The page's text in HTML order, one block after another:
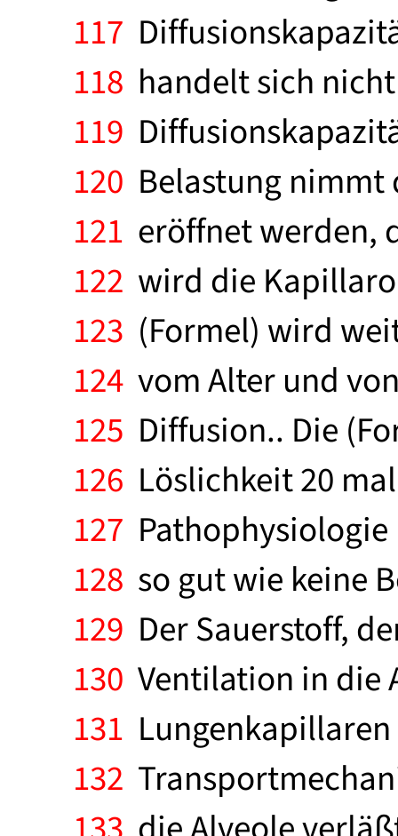
117
118 handelt sich
119
120 Belastung nimmt
121 eröffnet werden,
122 wird die
123 (Formel) wird
124 vom Alter und
125 Diffusion.. Die
126 Löslichkeit 20
127
128 so gut wie keine
129 Der Sauerstoff,
130 Ventilation in die
131
132